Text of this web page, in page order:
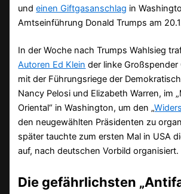
undeinen Giftgasanschlag in
Amtseinführung Donald Trumps am
In der Woche nach Trumps Wahlsieg
Autoren Ed Klein der linke Großspender
mit der Führungsriege der
Nancy Pelosi und Elizabeth Warren, im
Oriental“ in Washington, um den „
den neugewählten Präsidenten zu
später tauchte zum ersten Mal in USA
auf, nach deutschen Vorbild organisiert.
Die gefährlichsten